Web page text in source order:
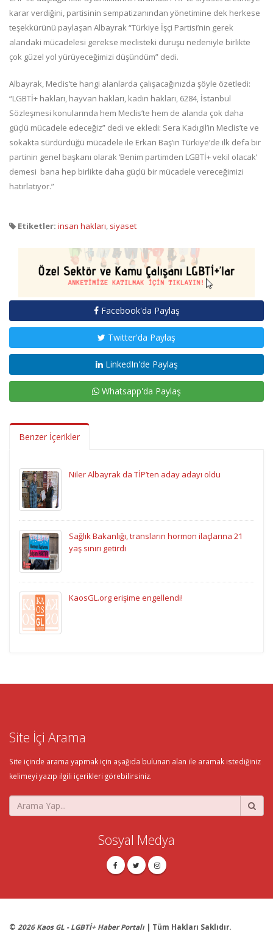
karar verdiğini, partisinin sempatizanından yönetimine dek herkese
teşekkürünü paylaşan Albayrak “Türkiye İşçi Partisi’nin gerek
alandaki mücadelesi gerekse meclisteki duruşu nedeniyle birlikte
çok güzel yol yürüyeceğimizi düşündüm” dedi.
Albayrak, Meclis’te hangi alanlarda çalışacağınızda şöyle özetledi:
“LGBTİ+ hakları, hayvan hakları, kadın hakları, 6284, İstanbul
Sözleşmesi konularında hem Meclis’te hem de alanda çok daha
güçlü mücadele edeceğiz” dedi ve ekledi: Sera Kadıgil’in Meclis’te ve
sokakta sürdürdüğü mücadele ile Erkan Baş’ın Türkiye’de ilk defa bir
partinin genel başkanı olarak ‘Benim partimden LGBTİ+ vekil olacak’
demesi bana hep birlikte daha güçlü bir mücadele vereceğimizi
hatırlatıyor.”
Etiketler: insan hakları, siyaset
Facebook'da Paylaş
Twitter'da Paylaş
LinkedIn'de Paylaş
Whatsapp'da Paylaş
Benzer İçerikler
Niler Albayrak da TİP’ten aday adayı oldu
Sağlık Bakanlığı, transların hormon ilaçlarına 21
yaş sınırı getirdi
KaosGL.org erişime engellendi!
Site İçi Arama
Site içinde arama yapmak için aşağıda bulunan alan ile aramak istediğiniz
kelimeyi yazıp ilgili içerikleri görebilirsiniz.
Sosyal Medya
© 2026 Kaos GL - LGBTİ+ Haber Portalı | Tüm Hakları Saklıdır.